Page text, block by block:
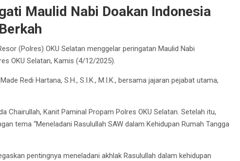
Maulid Nabi Doakan Indonesia
(Polres) OKU Selatan menggelar peringatan Maulid Nabi
OKU Selatan, Kamis (4/12/2025).
Redi Hartana, S.H., S.I.K., M.I.K., bersama jajaran pejabat utama,
Chairullah, Kanit Paminal Propam Polres OKU Selatan. Setelah itu,
tema “Meneladani Rasulullah SAW dalam Kehidupan Rumah Tangga
pentingnya meneladani akhlak Rasulullah dalam kehidupan